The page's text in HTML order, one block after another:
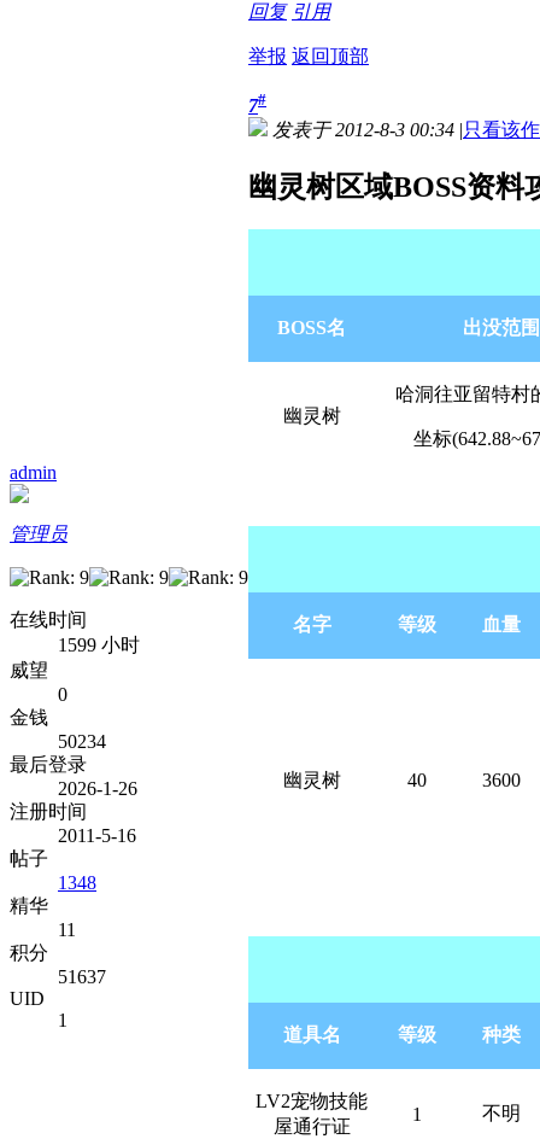
回复 引用
举报 返回顶部
admin
管理员
在线时间
1599 小时
威望
0
金钱
50234
最后登录
2026-1-26
注册时间
2011-5-16
帖子
1348
精华
11
积分
51637
UID
1
7#
发表于 2012-8-3 00:34 |只看该
幽灵树区域BOSS资料
BOSS名 出没范围
幽灵树
哈洞往亚留特村
坐标
名字 等级 血量
幽灵树 40 3600
道具名 等级 种类
LV2宠物技能
屋通行证
1 不明